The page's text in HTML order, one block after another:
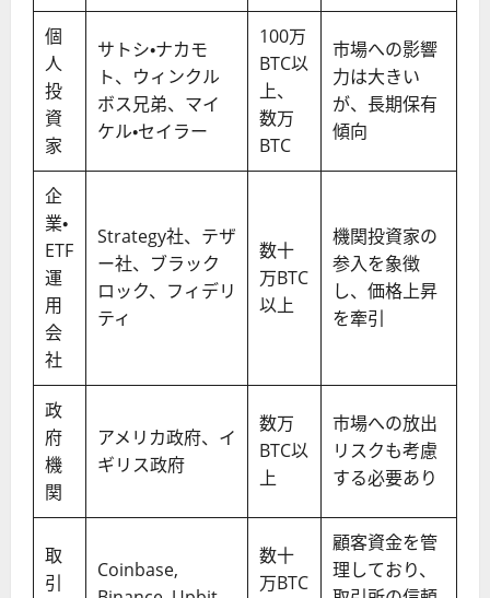
個
人
投
資
家
サトシ・ナカモ
ト、ウィンクル
ボス兄弟、マイ
ケル・セイラー
100万
BTC以
上、
数万
BTC
市場への影響
力は大きい
が、長期保有
傾向
企
業・
ETF
運
用
会
社
Strategy社、テザ
ー社、ブラック
ロック、フィデリ
ティ
数十
万BTC
以上
機関投資家の
参入を象徴
し、価格上昇
を牽引
政
府
機
関
アメリカ政府、イ
ギリス政府
数万
BTC以
上
市場への放出
リスクも考慮
する必要あり
取
引
Coinbase,
数十
万BTC
顧客資金を管
理しており、